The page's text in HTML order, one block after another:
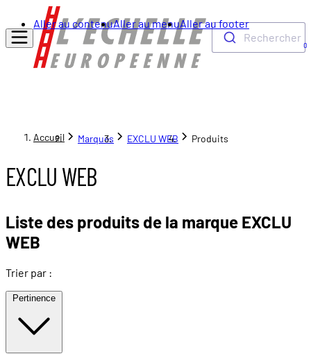
Aller au contenuAller au menuAller au footer
Rechercher
0
Accueil Marques EXCLU WEB Produits
EXCLU WEB
Liste des produits de la marque EXCLU
WEB
Trier par :
Pertinence